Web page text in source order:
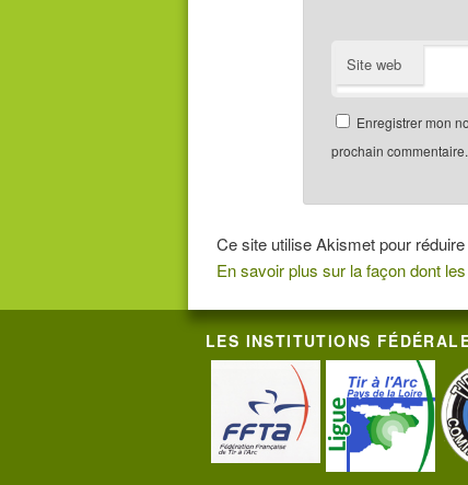
Site web
Enregistrer mon
prochain commentaire.
Ce site utilise Akismet pour
En savoir plus sur la façon dont
LES INSTITUTIONS